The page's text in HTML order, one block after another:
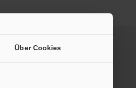
Über Cookies